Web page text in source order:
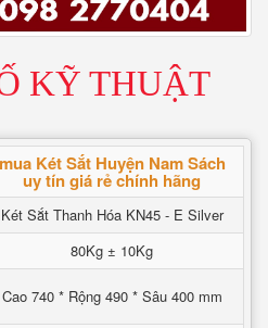
KỸ THUẬT
mua Két Sắt Huyện Nam Sách
uy tín giá rẻ chính hãng
Két Sắt Thanh Hóa KN45 - E Silver
80Kg ± 10Kg
Cao 740 * Rộng 490 * Sâu 400 mm